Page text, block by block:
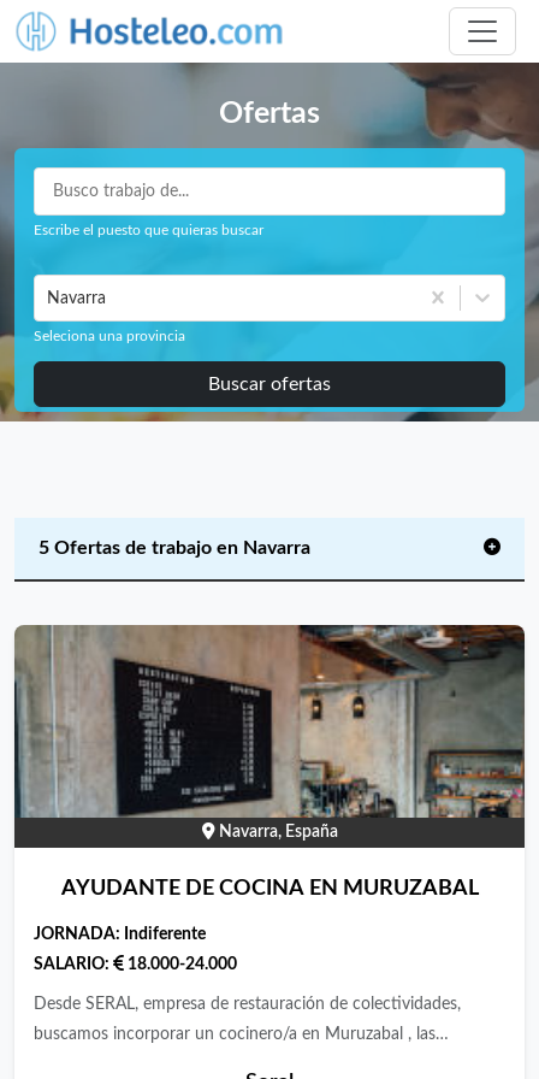
Ofertas
Escribe el puesto que quieras buscar
Navarra
Seleciona una provincia
Buscar ofertas
5 Ofertas de trabajo en Navarra
Navarra, España
AYUDANTE DE COCINA EN MURUZABAL
JORNADA: Indiferente
SALARIO:
18.000-24.000
Desde SERAL, empresa de restauración de colectividades,
buscamos incorporar un cocinero/a en Muruzabal , las